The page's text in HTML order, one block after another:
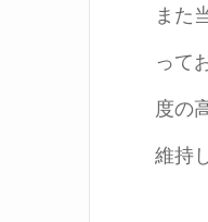
また
って
度の
維持